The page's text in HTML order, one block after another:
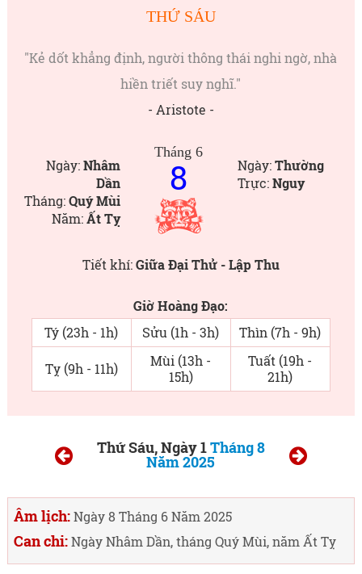
THỨ SÁU
"Kẻ dốt khẳng định, người thông thái nghi ngờ, nhà
hiền triết suy nghĩ."
- Aristote -
Ngày:Nhâm
Dần
Tháng:Quý Mùi
Năm:Ất Tỵ
Tháng 6
8 Ngày:Thường
Trực:Nguy
Tiết khí:Giữa Đại Thử - Lập Thu
Giờ Hoàng Đạo:
Tý (23h - 1h)
Sửu (1h - 3h) Thìn (7h - 9h)
Tỵ (9h - 11h)
Mùi (13h -
15h)
Tuất (19h -
21h)
Thứ Sáu, Ngày 1Tháng 8
Năm 2025
Âm lịch:Ngày 8 Tháng 6 Năm 2025
Can chi:Ngày Nhâm Dần, tháng Quý Mùi, năm Ất Tỵ